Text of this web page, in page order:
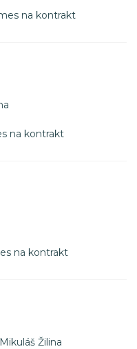
na kontrakt
na kontrakt
na kontrakt
Žilina